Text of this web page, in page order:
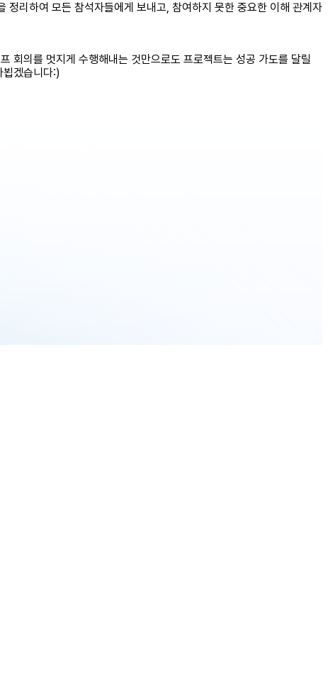
리하여 모든 참석자들에게 보내고, 참여하지 못한 중요한 이해 관계자
회의를 멋지게 수행해내는 것만으로도 프로젝트는 성공 가도를 달릴
겠습니다:)